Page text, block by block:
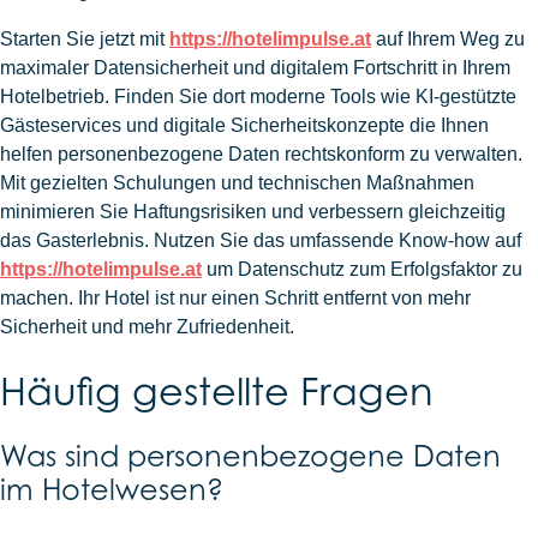
Starten Sie jetzt mit https://hotelimpulse.at auf Ihrem Weg zu
maximaler Datensicherheit und digitalem Fortschritt in Ihrem
Hotelbetrieb. Finden Sie dort moderne Tools wie KI-gestützte
Gästeservices und digitale Sicherheitskonzepte die Ihnen
helfen personenbezogene Daten rechtskonform zu verwalten.
Mit gezielten Schulungen und technischen Maßnahmen
minimieren Sie Haftungsrisiken und verbessern gleichzeitig
das Gasterlebnis. Nutzen Sie das umfassende Know-how auf
https://hotelimpulse.at um Datenschutz zum Erfolgsfaktor zu
machen. Ihr Hotel ist nur einen Schritt entfernt von mehr
Sicherheit und mehr Zufriedenheit.
Häufig gestellte Fragen
Was sind personenbezogene Daten
im Hotelwesen?